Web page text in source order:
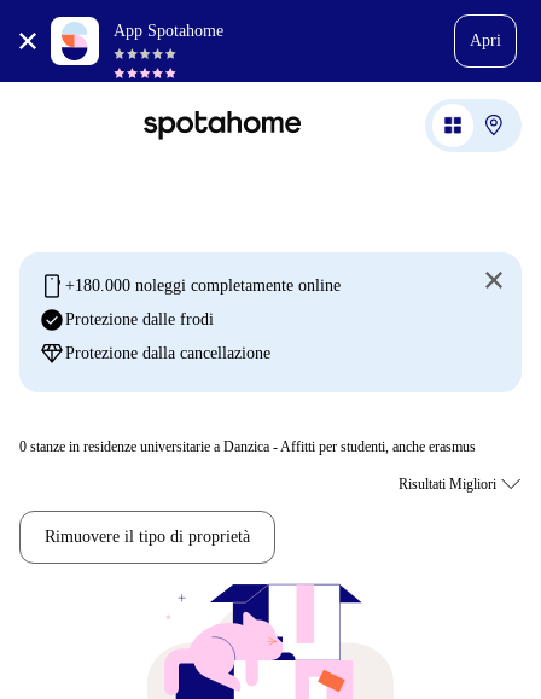
App Spotahome
Apri
mobile +180.000 noleggi completamente online
check_circleProtezione dalle frodi
diamondProtezione dalla cancellazione
0 stanze in residenze universitarie a Danzica - Affitti per studenti, anche erasmus
Rimuovere il tipo di proprietà